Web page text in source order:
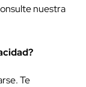
nuestra
Te